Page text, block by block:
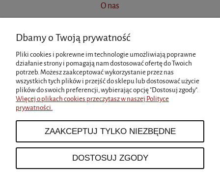
O nas
INFORMACJE
MOJE KONTO
O NAS
Dbamy o Twoją prywatność
Pliki cookies i pokrewne im technologie umożliwiają poprawne
działanie strony i pomagają nam dostosować ofertę do Twoich
potrzeb. Możesz zaakceptować wykorzystanie przez nas
wszystkich tych plików i przejść do sklepu lub dostosować użycie
plików do swoich preferencji, wybierając opcję "Dostosuj zgody".
Więcej o plikach cookies przeczytasz w naszej Polityce
prywatności.
ZAAKCEPTUJ TYLKO NIEZBĘDNE
DOSTOSUJ ZGODY